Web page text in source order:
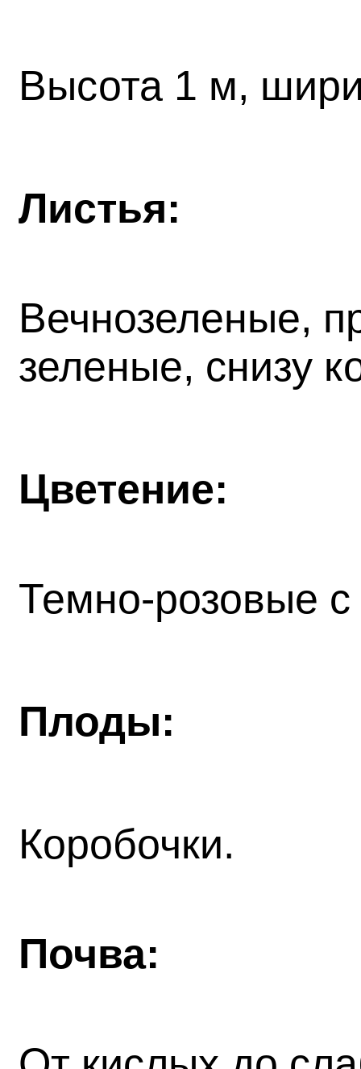
Высота 1 м,
Листья:
Вечнозеленые,
зеленые, снизу
Цветение:
Темно-розовые
Плоды:
Коробочки.
Почва: